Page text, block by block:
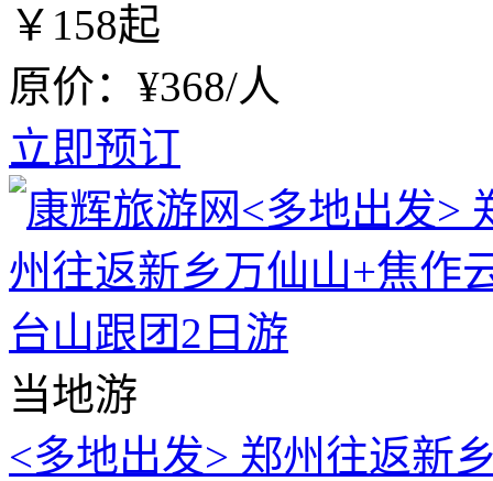
￥ 158起
原价：¥368/人
立即预订
当地游
<多地出发> 郑州往返新